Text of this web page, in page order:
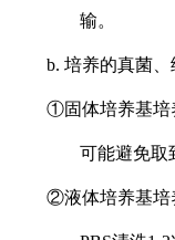
输。
b. 培养的真菌
①固体培养基培
可能避免取
②液体培养基培